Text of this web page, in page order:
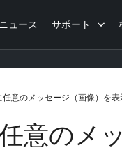
ニュース サポート
意のメッセージ（画像）を表
意のメ